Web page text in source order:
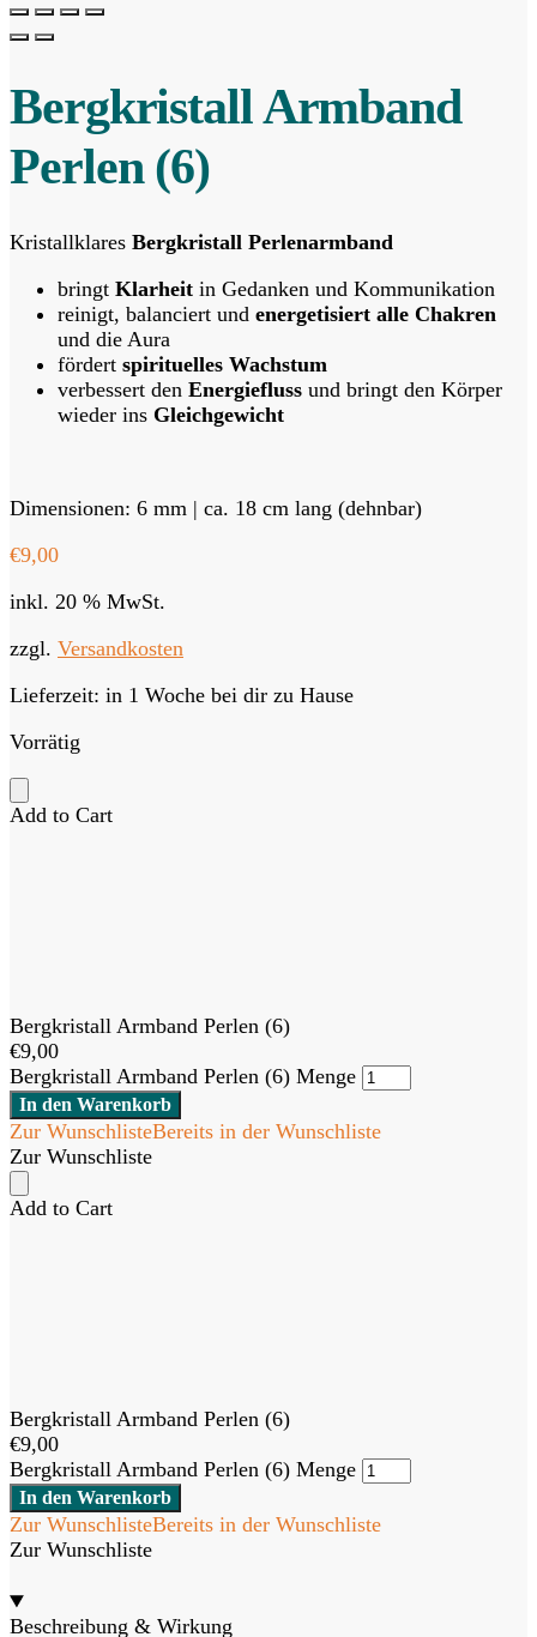
Bergkristall Armband
Perlen (6)
Kristallklares Bergkristall Perlenarmband
bringt Klarheit in Gedanken und Kommunikation
reinigt, balanciert und energetisiert alle Chakren
und die Aura
fördert spirituelles Wachstum
verbessert den Energiefluss und bringt den Körper
wieder ins Gleichgewicht
Dimensionen: 6 mm | ca. 18 cm lang (dehnbar)
€9,00
inkl. 20 % MwSt.
zzgl. Versandkosten
Lieferzeit: in 1 Woche bei dir zu Hause
Vorrätig
Add to Cart
Bergkristall Armband Perlen (6)
€9,00
Bergkristall Armband Perlen (6) Menge
In den Warenkorb
Zur WunschlisteBereits in der Wunschliste
Zur Wunschliste
Add to Cart
Bergkristall Armband Perlen (6)
€9,00
Bergkristall Armband Perlen (6) Menge
In den Warenkorb
Zur WunschlisteBereits in der Wunschliste
Zur Wunschliste
Beschreibung & Wirkung